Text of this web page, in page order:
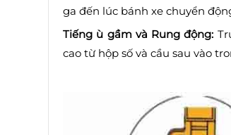
ga đến lúc bánh xe chuyển
Tiếng ù gầm và Rung động:
cao từ hộp số và cầu sau vào